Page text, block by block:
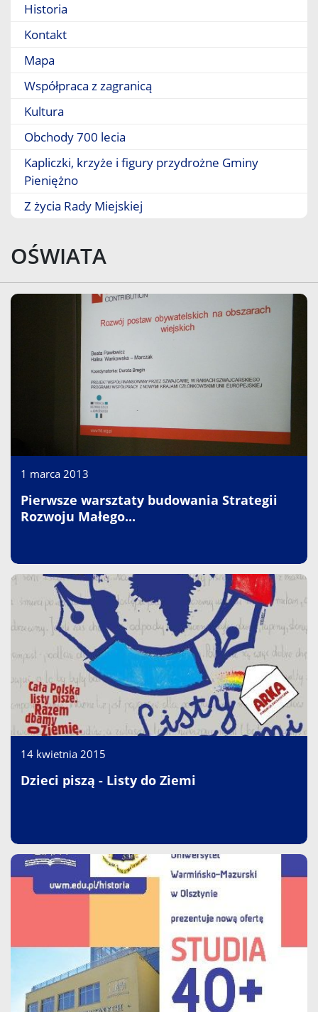
Historia
Kontakt
Mapa
Współpraca z zagranicą
Kultura
Obchody 700 lecia
Kapliczki, krzyże i figury przydrożne Gminy
Pieniężno
Z życia Rady Miejskiej
OŚWIATA
1 marca 2013
Pierwsze warsztaty budowania Strategii
Rozwoju Małego...
14 kwietnia 2015
Dzieci piszą - Listy do Ziemi